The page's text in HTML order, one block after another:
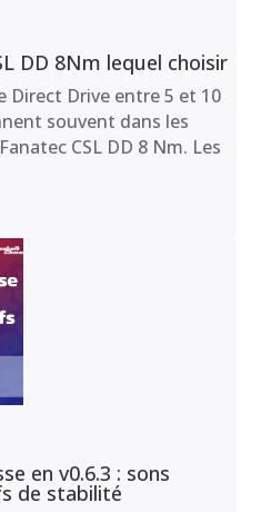
DD 8Nm lequel choisir
Direct Drive entre 5 et 10
souvent dans les
CSL DD 8 Nm. Les
en v0.6.3 : sons
de stabilité